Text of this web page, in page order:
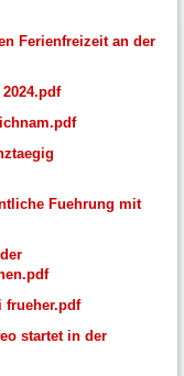
Ferienfreizeit an der
Fuehrung mit
frueher.pdf
startet in der